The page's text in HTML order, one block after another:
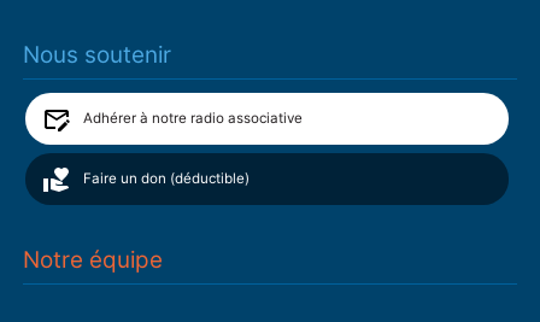
Nous soutenir
Adhérer à notre radio associative
Faire un don (déductible)
Notre équipe